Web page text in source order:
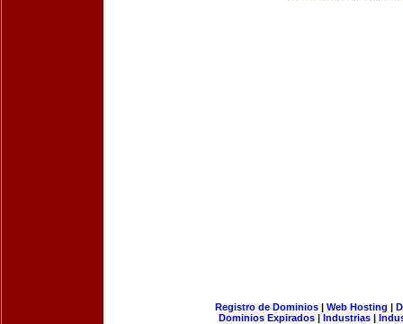
Registro de Dominios| Web Hosting |
Dominios Expirados | Industrias |